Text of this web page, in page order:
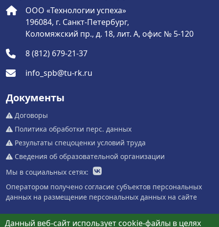
ООО «Технологии успеха»
196084, г. Санкт-Петербург,
Коломяжский пр., д. 18, лит. А, офис № 5-120
8 (812) 679-21-37
info_spb@tu-rk.ru
Документы
Договоры
Политика обработки перс. данных
Результаты спецоценки условий труда
Сведения об образовательной организации
Мы в социальных сетях:
Оператором получено согласие субъектов персональных
данных на размещение персональных данных на сайте
Данный веб-сайт использует cookie-файлы в целях